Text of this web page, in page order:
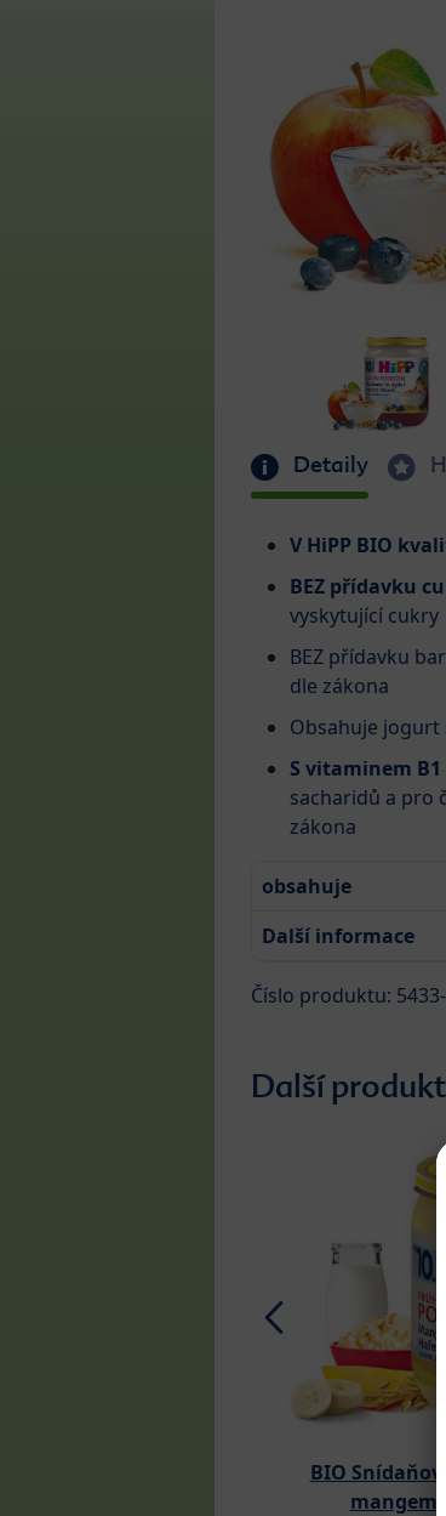
Detaily
V HiPP BIO
BEZ přídavku
vyskytující cukry
BEZ přídavku
dle zákona
Obsahuje jogurt
S vitaminem
sacharidů a pro
zákona
obsahuje
Další informace
Číslo produktu:
Další
BIO
mangem